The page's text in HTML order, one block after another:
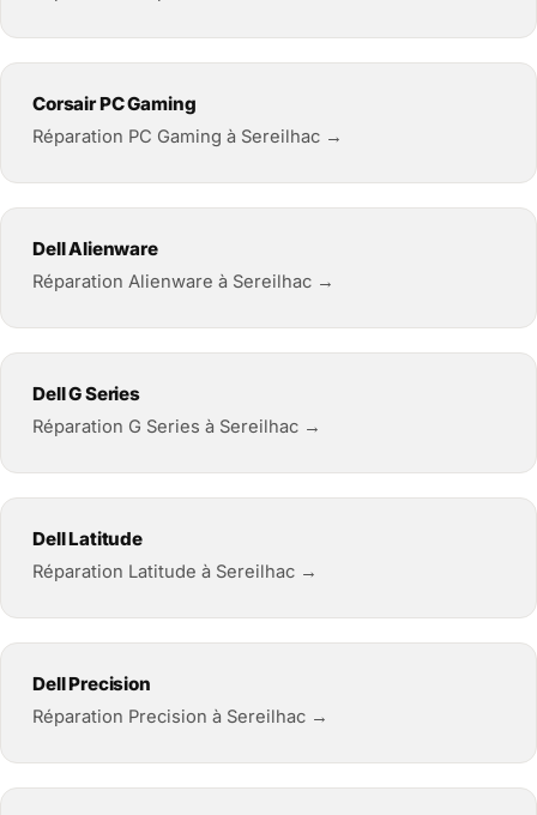
Corsair PC Gaming
Réparation PC Gaming à Sereilhac →
Dell Alienware
Réparation Alienware à Sereilhac →
Dell G Series
Réparation G Series à Sereilhac →
Dell Latitude
Réparation Latitude à Sereilhac →
Dell Precision
Réparation Precision à Sereilhac →